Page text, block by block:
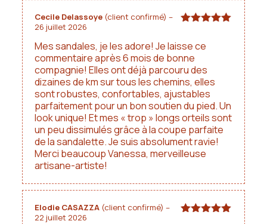
le reste du travail.
couleurs entre les photos et le rendu réel.
Cecile Delassoye (client confirmé) –
26 juillet 2026
Mes sandales, je les adore! Je laisse ce
commentaire après 6 mois de bonne
compagnie! Elles ont déjà parcouru des
dizaines de km sur tous les chemins, elles
sont robustes, confortables, ajustables
parfaitement pour un bon soutien du pied. Un
look unique! Et mes « trop » longs orteils sont
un peu dissimulés grâce à la coupe parfaite
de la sandalette. Je suis absolument ravie!
Merci beaucoup Vanessa, merveilleuse
artisane-artiste!
Elodie CASAZZA (client confirmé) –
22 juillet 2026